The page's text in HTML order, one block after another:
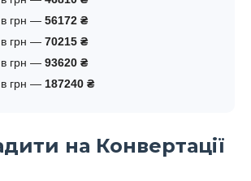
в грн — 56172 ₴
в грн — 70215 ₴
в грн — 93620 ₴
грн — 187240 ₴
на Конвертації